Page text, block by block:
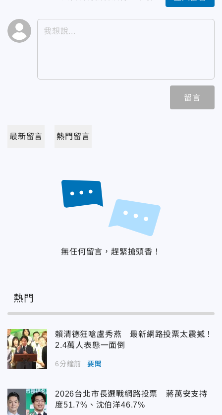
留言
最新留言 熱門留言
無任何留言，趕緊搶頭香！
熱門
賴清德狂嗆盧秀燕 最新網路投票太震撼！
2.4萬人表態一面倒
6分鐘前 要聞
2026台北市長選戰網路投票 蔣萬安支持
度51.7%、沈伯洋46.7%